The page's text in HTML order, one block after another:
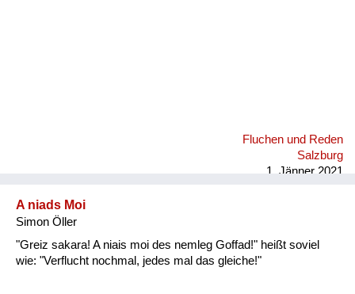
Fluchen und Reden
Salzburg
1. Jänner 2021
A niads Moi
Simon Öller
"Greiz sakara! A niais moi des nemleg Goffad!" heißt soviel
wie: "Verflucht nochmal, jedes mal das gleiche!"